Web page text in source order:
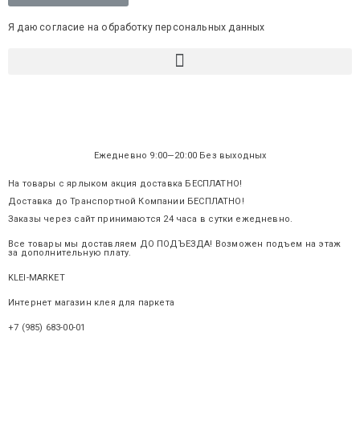
Я даю согласие на обработку персональных данных
Ежедневно 9:00—20:00 Без выходных
На товары с ярлыком акция доставка БЕСПЛАТНО!
Доставка до Транспортной Компании БЕСПЛАТНО!
Заказы через сайт принимаются 24 часа в сутки ежедневно.
Все товары мы доставляем ДО ПОДЪЕЗДА! Возможен подъем на этаж
за дополнительную плату.
KLEI-MARKET.ru
Интернет магазин клея для паркета
+7 (985) 683-00-01